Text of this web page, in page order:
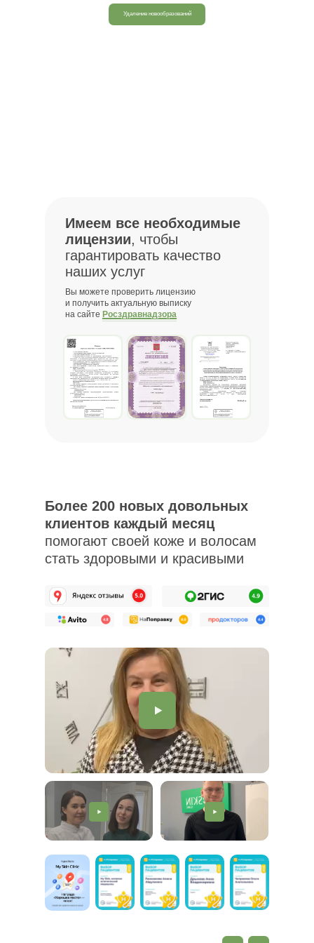
Удаление новообразований
Имеем все
Вы можете проверить лицензию
и получить актуальную выписку
на сайте Росздравнадзора
Имеем все необходимые
лицензии, чтобы
гарантировать качество
наших услуг
клиентов каждый месяц
помогают своей коже
и волосам стать здоровыми и
красивыми
Более 200 новых довольных
клиентов каждый месяц
помогают своей коже и волосам
стать здоровыми и красивыми